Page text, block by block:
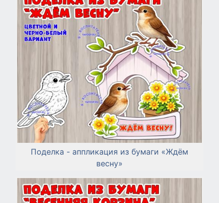
Поделка - аппликация из бумаги «Ждём
весну»